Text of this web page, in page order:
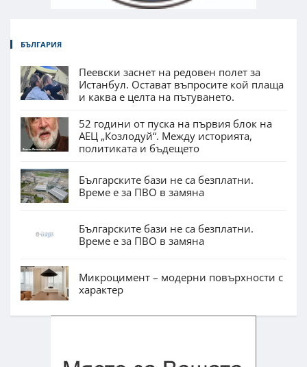
БЪЛГАРИЯ
Пеевски заснет на редовен полет за
Истанбул. Остават въпросите кой плаща
и каква е целта на пътуването.
52 години от пуска на първия блок на
АЕЦ „Козлодуй“. Между историята,
политиката и бъдещето
Българските бази не са безплатни.
Време е за ПВО в замяна
Българските бази не са безплатни.
Време е за ПВО в замяна
Микроцимент – модерни повърхности с
характер